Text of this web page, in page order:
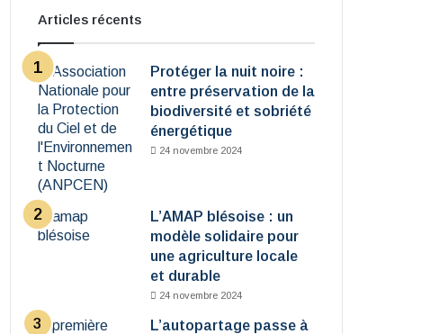
Articles récents
Protéger la nuit noire :
entre préservation de la
biodiversité et sobriété
énergétique
24 novembre 2024
L’AMAP blésoise : un
modèle solidaire pour
une agriculture locale
et durable
24 novembre 2024
L’autopartage passe à